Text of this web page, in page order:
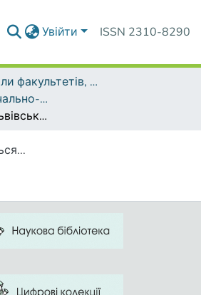
Увійти ISSN 2310-8290
Матеріали факультетів, інститутів, підрозділів
Львівський навчально-науковий центр професійної освіти
Наукові праці Львівського навчально-наукового центру професійної освіти